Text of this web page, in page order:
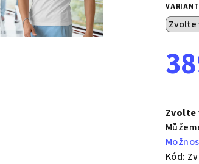
cena:
Zvolte
Kód: